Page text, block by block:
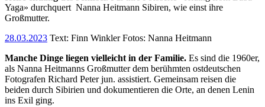
Yaga» durchquert Nanna Heitmann Sibiren, wie einst ihre
Großmutter.
28.03.2023 Text: Finn Winkler Fotos: Nanna Heitmann
Manche Dinge liegen vielleicht in der Familie. Es sind die 1960er,
als Nanna Heitmanns Großmutter dem berühmten ostdeutschen
Fotografen Richard Peter jun. assistiert. Gemeinsam reisen die
beiden durch Sibirien und dokumentieren die Orte, an denen Lenin
ins Exil ging.